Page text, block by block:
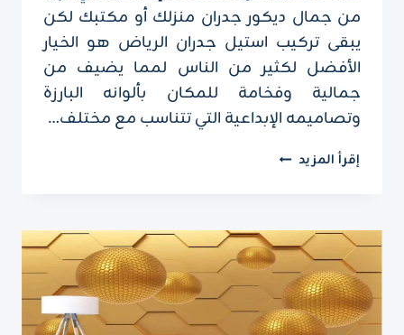
من جمال ديكور جدران منزلك أو مكتبك لكن
يبقى تركيب استيل جدران الرياض هو الخيار
الأفضل لكثير من الناس لمما يضيف من
جمالية وفخامة للمكان بألوانه البارزة
وتصاميمه الإبداعية التي تتناسب مع مختلف…
إقرأ المزيد تركيب
ت:
0551751695
استيل
ذهبي
للجدران